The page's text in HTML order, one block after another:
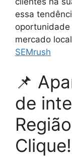
essa
mercado
SEMrush
📌
de
Clique!